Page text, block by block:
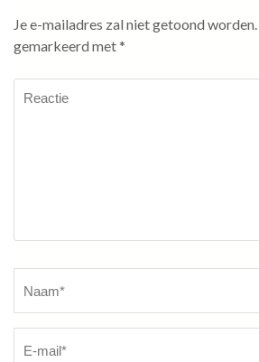
Je e-mailadres zal niet getoond worden.
gemarkeerd met*